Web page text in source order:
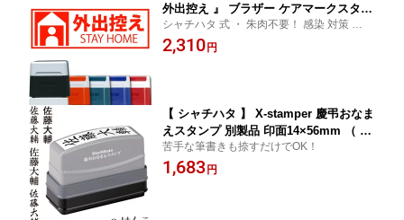
外出控え 』 ブラザー ケアマークスタン
プ1438 【店頭受取対応商品】【YOUNG
zone】【HLS_DU】 感染防止 密閉 密集
シャチハタ 式 ・ 朱肉不要！ 感染 対策 メッ
セージ入りの ケアマーク スタンプ です。
小さめの印面なので 会社の書類 の 隅 、 通
2,310円
【 シャチハタ 】 X-stamper 慶弔おなま
えスタンプ 別製品 印面14×56mm （ G
S-KA ／ 自由に印面デザイン可） すぐ
使える 印鑑 浸透印 はんこ 認印 ハンコ
苦手な筆書きも捺すだけでOK！
1,683円